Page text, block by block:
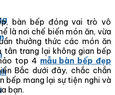
bàn bếp đóng vai trò vô
là nơi chế biến món ăn, vừa
thưởng thức các món ăn
tân trang lại không gian bếp
top 4 mẫu bàn bếp đẹp
Bắc dưới đây, chắc chắn
bếp mang lại sự tiện nghi và
bạn.